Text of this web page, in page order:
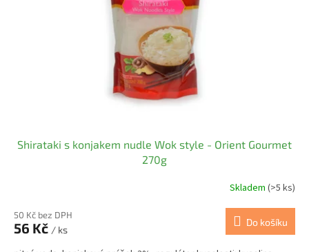
Shirataki s konjakem nudle Wok style - Orient Gourmet
270g
Skladem (>5 ks)
50 Kč bez DPH
56 Kč / ks
Do košíku